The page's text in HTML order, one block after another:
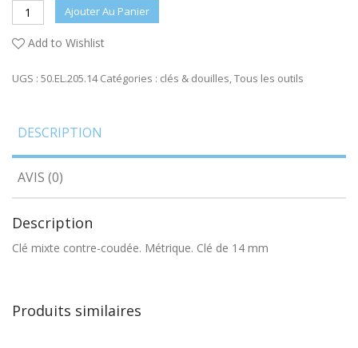
Ajouter Au Panier
Add to Wishlist
UGS : 50.EL.205.14 Catégories : clés & douilles,Tous les outils
DESCRIPTION
AVIS (0)
Description
Clé mixte contre-coudée. Métrique. Clé de 14 mm
Produits similaires